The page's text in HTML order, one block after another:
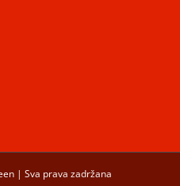
| Sva prava zadržana